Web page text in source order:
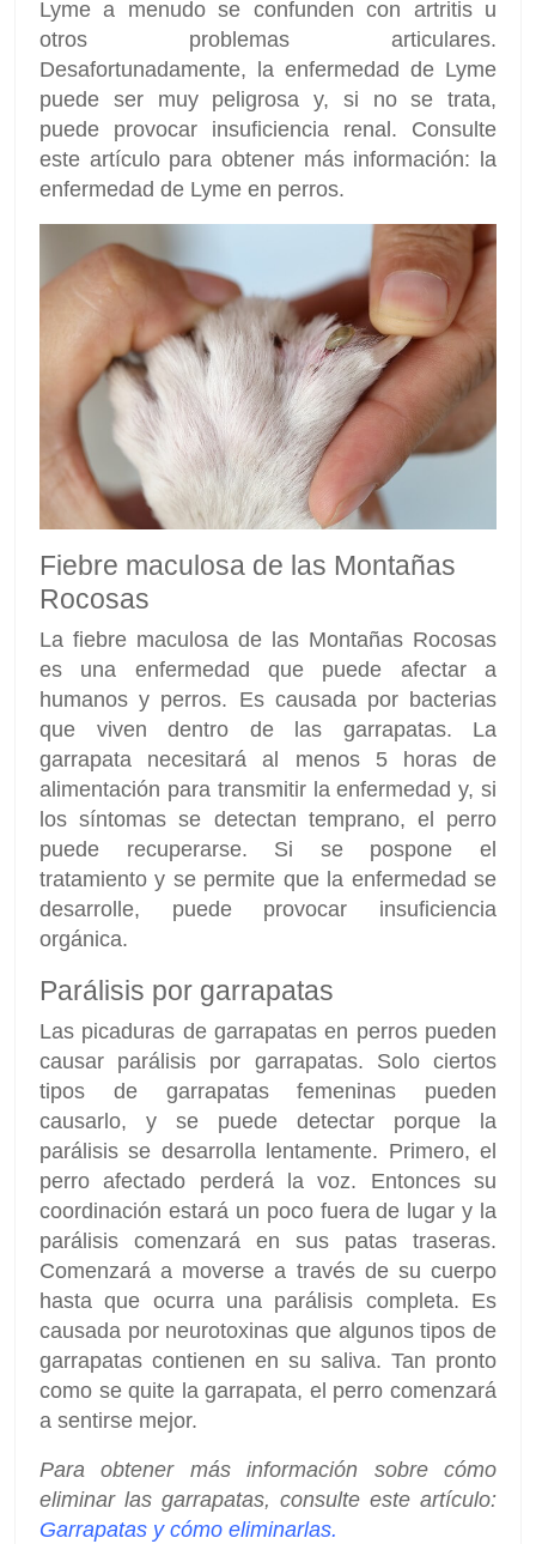
Lyme a menudo se confunden con artritis u
otros problemas articulares.
Desafortunadamente, la enfermedad de Lyme
puede ser muy peligrosa y, si no se trata,
puede provocar insuficiencia renal. Consulte
este artículo para obtener más información: la
enfermedad de Lyme en perros.
Fiebre maculosa de las Montañas
Rocosas
La fiebre maculosa de las Montañas Rocosas
es una enfermedad que puede afectar a
humanos y perros. Es causada por bacterias
que viven dentro de las garrapatas. La
garrapata necesitará al menos 5 horas de
alimentación para transmitir la enfermedad y, si
los síntomas se detectan temprano, el perro
puede recuperarse. Si se pospone el
tratamiento y se permite que la enfermedad se
desarrolle, puede provocar insuficiencia
orgánica.
Parálisis por garrapatas
Las picaduras de garrapatas en perros pueden
causar parálisis por garrapatas. Solo ciertos
tipos de garrapatas femeninas pueden
causarlo, y se puede detectar porque la
parálisis se desarrolla lentamente. Primero, el
perro afectado perderá la voz. Entonces su
coordinación estará un poco fuera de lugar y la
parálisis comenzará en sus patas traseras.
Comenzará a moverse a través de su cuerpo
hasta que ocurra una parálisis completa. Es
causada por neurotoxinas que algunos tipos de
garrapatas contienen en su saliva. Tan pronto
como se quite la garrapata, el perro comenzará
a sentirse mejor.
Para obtener más información sobre cómo
eliminar las garrapatas, consulte este artículo:
Garrapatas y cómo eliminarlas.